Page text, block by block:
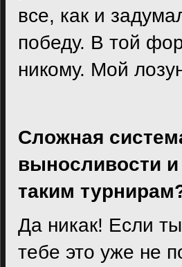
все, как и
победу. В той
никому. Мой
Сложная
выносливости и
таким
Да никак! Если
тебе это уже не